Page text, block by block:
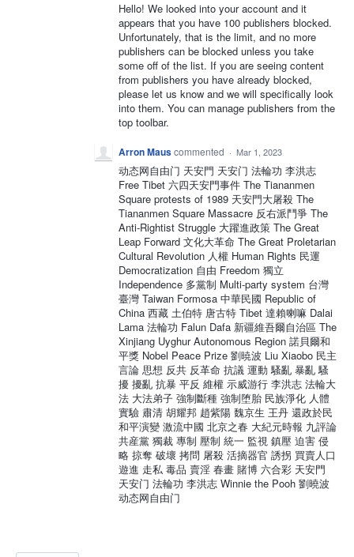
Hello! We looked into your account and it
appears that you have 100 publishers blocked.
Unfortunately, that is the limit, and no more
publishers can be blocked unless you take
some off of the list. If you are seeing content
from publishers you have already blocked,
please let us know and we will specifically look
into them. You can manage publishers from the
top toolbar.
Arron Mauscommented · Mar 1, 2023
动态网自由门 天安門 天安门 法輪功 李洪志
Free Tibet 六四天安門事件 The Tiananmen
Square protests of 1989 天安門大屠殺 The
Tiananmen Square Massacre 反右派鬥爭 The
Anti-Rightist Struggle 大躍進政策 The Great
Leap Forward 文化大革命 The Great Proletarian
Cultural Revolution 人權 Human Rights 民運
Democratization 自由 Freedom 獨立
Independence 多黨制 Multi-party system 台灣
臺灣 Taiwan Formosa 中華民國 Republic of
China 西藏 土伯特 唐古特 Tibet 達賴喇嘛 Dalai
Lama 法輪功 Falun Dafa 新疆維吾爾自治區 The
Xinjiang Uyghur Autonomous Region 諾貝爾和
平獎 Nobel Peace Prize 劉暁波 Liu Xiaobo 民主
言論 思想 反共 反革命 抗議 運動 騷亂 暴亂 騷
擾 擾亂 抗暴 平反 維權 示威游行 李洪志 法輪大
法 大法弟子 強制斷種 強制堕胎 民族淨化 人體
實驗 肅清 胡耀邦 趙紫陽 魏京生 王丹 還政於民
和平演變 激流中國 北京之春 大紀元時報 九評論
共産黨 獨裁 專制 壓制 統一 監視 鎮壓 迫害 侵
略 掠奪 破壞 拷問 屠殺 活摘器官 誘拐 買賣人口
遊進 走私 毒品 賣淫 春畫 賭博 六合彩 天安門
天安门 法輪功 李洪志 Winnie the Pooh 劉曉波
动态网自由门